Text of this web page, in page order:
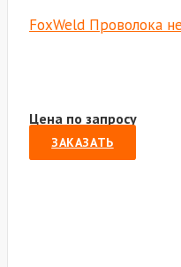
FoxWeld Проволока
Цена по запросу
ЗАКАЗАТЬ